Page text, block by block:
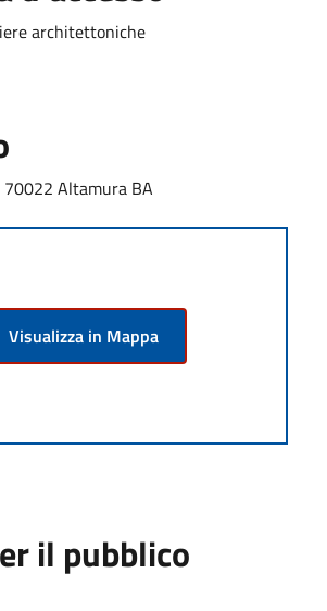
architettoniche
70022 Altamura BA
Visualizza in Mappa
il pubblico